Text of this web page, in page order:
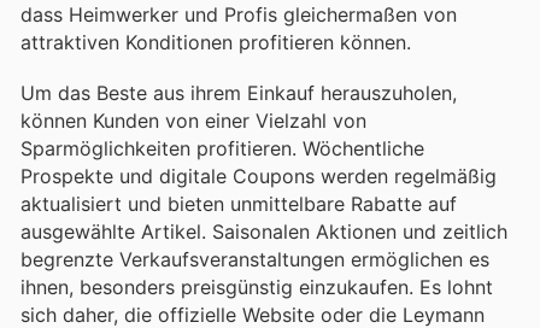
dass Heimwerker und Profis gleichermaßen von
attraktiven Konditionen profitieren können.
Um das Beste aus ihrem Einkauf herauszuholen,
können Kunden von einer Vielzahl von
Sparmöglichkeiten profitieren. Wöchentliche
Prospekte und digitale Coupons werden regelmäßig
aktualisiert und bieten unmittelbare Rabatte auf
ausgewählte Artikel. Saisonalen Aktionen und zeitlich
begrenzte Verkaufsveranstaltungen ermöglichen es
ihnen, besonders preisgünstig einzukaufen. Es lohnt
sich daher, die offizielle Website oder die Leymann